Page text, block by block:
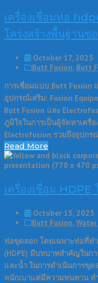
เครื่องเชื่อมท่อ
โครงสร้างพื้นฐานข
October 17, 2025
Butt Fusion, Butt
การเชื่อมแบบ Butt Fusion
อุปกรณ์เสริม: Fusion
Butt Fusion และ
ภูมิใจในการเป็นผู้จัดหาเครื่
Electrofusion รวมถึงอุปกร
Read More
เครื่องเชื่อม
October 15, 2025
Butt Fusion,
ท่อขุดลอก โดยเฉพาะท่อที่ท
(HDPE) มีบทบาทสำคัญในก
และน้ำ ในการดำเนินการขุ
หนักเบาแต่มีความทนทาน ท